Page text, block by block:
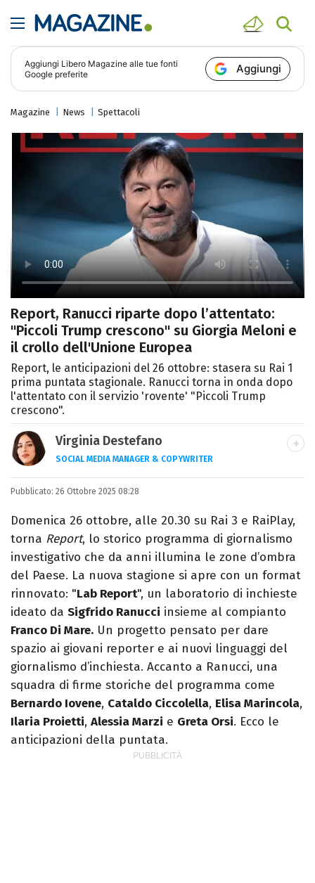
Aggiungi Libero Magazine alle tue fonti
Google preferite
Aggiungi
Magazine News Spettacoli
Report, Ranucci riparte dopo l’attentato:
"Piccoli Trump crescono" su Giorgia Meloni e
il crollo dell'Unione Europea
Report, le anticipazioni del 26 ottobre: stasera su Rai 1
prima puntata stagionale. Ranucci torna in onda dopo
l'attentato con il servizio 'rovente' "Piccoli Trump
crescono".
Virginia Destefano
SOCIAL MEDIA MANAGER & COPYWRITER
Una passione smisurata per le serie TV.
videomaking e scrittura sono il mio
passatempo preferito.
Pubblicato: 26 Ottobre 2025 08:28
Domenica 26 ottobre, alle 20.30 su Rai 3 e RaiPlay,
torna Report, lo storico programma di giornalismo
investigativo che da anni illumina le zone d’ombra
del Paese. La nuova stagione si apre con un format
rinnovato: "Lab Report", un laboratorio di inchieste
ideato da Sigfrido Ranucci insieme al compianto
Franco Di Mare. Un progetto pensato per dare
spazio ai giovani reporter e ai nuovi linguaggi del
giornalismo d’inchiesta. Accanto a Ranucci, una
squadra di firme storiche del programma come
Bernardo Iovene, Cataldo Ciccolella, Elisa Marincola,
Ilaria Proietti, Alessia Marzi e Greta Orsi. Ecco le
anticipazioni della puntata.